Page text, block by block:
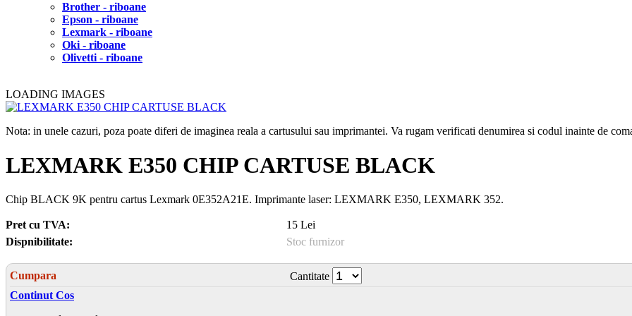
Brother - riboane
Epson - riboane
Lexmark - riboane
Oki - riboane
Olivetti - riboane
LOADING IMAGES
Nota: in unele cazuri, poza poate diferi de imaginea reala a cartusului sau imprimantei. Va rugam verificati denumirea si codul inainte de
LEXMARK E350 CHIP CARTUSE BLACK
Chip BLACK 9K pentru cartus Lexmark 0E352A21E. Imprimante laser: LEXMARK E350, LEXMARK 352.
Pret cu TVA:
15 Lei
Dispnibilitate:
Stoc furnizor
Cumpara
Cantitate
Continut Cos